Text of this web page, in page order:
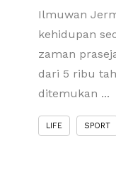
Ilmuwan
kehidupan
zaman
dari 5 ribu
ditemukan ...
LIFE SPORT